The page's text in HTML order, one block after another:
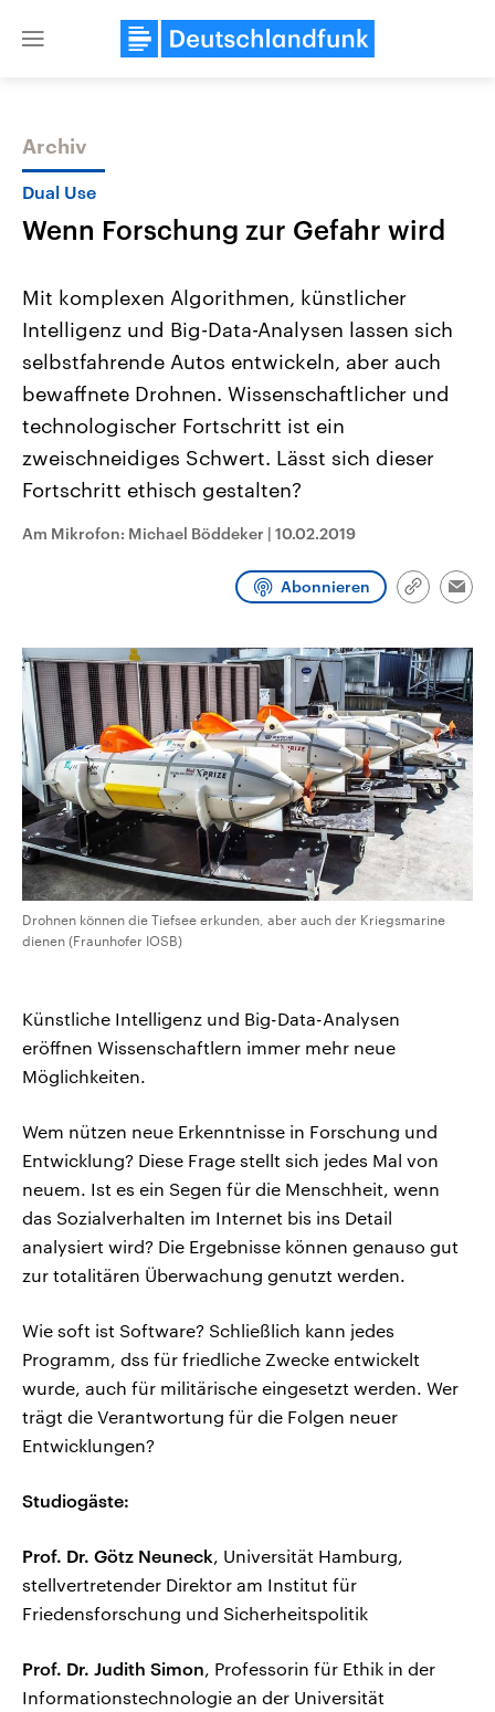
Close
Themen
Landtagswahl Sachsen-Anhalt
2026
Alle Informationen
Sachsen-Anhalt wählt am 6.
September 2026 einen neuen
Landtag. Seit 2021 wird das
Bundesland von einer Koalition aus
Umfragen, Prognosen,
Wahlprogramme, aktuelle Berichte
und Kandidaten der anstehenden
USA
Aktuelle Beiträge,
Hintergründe
Wirtschaftlich und
gehören die Vereinigten
mit großem Einfluss auf
Archiv
Dual Use
Wenn Forschung zur Gefahr wird
Mit komplexen Algorithmen, künstlicher
Intelligenz und Big-Data-Analysen lassen sich
selbstfahrende Autos entwickeln, aber auch
bewaffnete Drohnen. Wissenschaftlicher und
technologischer Fortschritt ist ein
zweischneidiges Schwert. Lässt sich dieser
Fortschritt ethisch gestalten?
Am Mikrofon: Michael Böddeker | 10.02.2019
Abonnieren
Link
Drohnen können die Tiefsee erkunden, aber auch der Kriegsmarine
dienen (Fraunhofer IOSB)
Künstliche Intelligenz und Big-Data-Analysen
eröffnen Wissenschaftlern immer mehr neue
Möglichkeiten.
Wem nützen neue Erkenntnisse in Forschung und
Entwicklung? Diese Frage stellt sich jedes Mal von
neuem. Ist es ein Segen für die Menschheit, wenn
das Sozialverhalten im Internet bis ins Detail
analysiert wird? Die Ergebnisse können genauso gut
zur totalitären Überwachung genutzt werden.
Wie soft ist Software? Schließlich kann jedes
Programm, dss für friedliche Zwecke entwickelt
wurde, auch für militärische eingesetzt werden. Wer
trägt die Verantwortung für die Folgen neuer
Entwicklungen?
Studiogäste:
Prof. Dr. Götz Neuneck, Universität Hamburg,
stellvertretender Direktor am Institut für
Friedensforschung und Sicherheitspolitik
Prof. Dr. Judith Simon, Professorin für Ethik in der
Informationstechnologie an der Universität